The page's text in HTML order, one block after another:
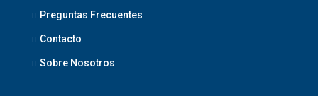
Preguntas Frecuentes
Contacto
Sobre Nosotros